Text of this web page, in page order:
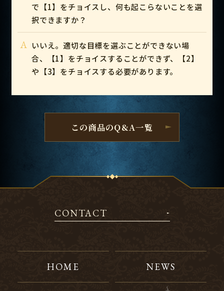
で【1】をチョイスし、何も起こらないことを選
択できますか？
A いいえ。適切な目標を選ぶことができない場
合、【1】をチョイスすることができず、【2】
や【3】をチョイスする必要があります。
この商品のQ&A一覧
CONTACT
HOME NEWS